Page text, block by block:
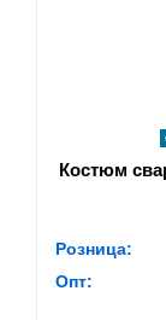
Костюм
Розница:
Опт: